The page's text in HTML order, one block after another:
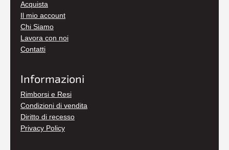
Acquista
Il mio account
Chi Siamo
Lavora con noi
Contatti
Informazioni
Rimborsi e Resi
Condizioni di vendita
Diritto di recesso
Privacy Policy